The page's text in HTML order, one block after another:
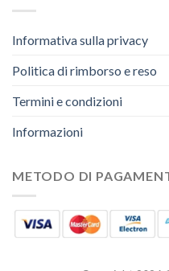
Informativa sulla privacy
Politica di rimborso e reso
Termini e condizioni
Informazioni
METODO DI